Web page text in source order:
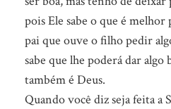
pois Ele sabe o que é
pai que ouve o filho pedir
sabe que lhe poderá dar algo
também é Deus.
Quando você diz seja feita a